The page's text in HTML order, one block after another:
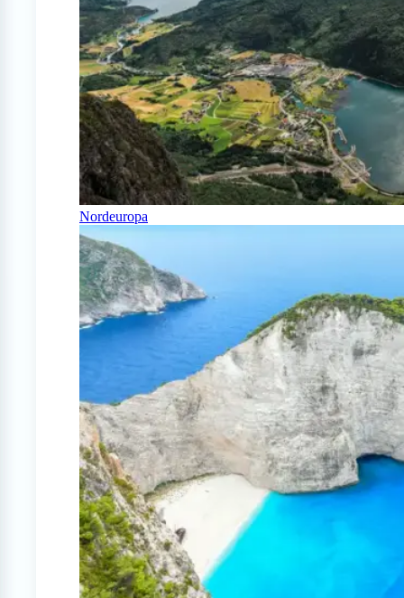
Nordeuropa